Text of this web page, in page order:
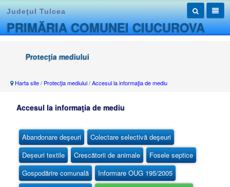
Judeţul Tulcea
PRIMĂRIA COMUNEI CIUCUROVA
Protecţia mediului
Harta site/ Protecţia mediului/Accesul la informaţia de mediu
Accesul la informaţia de mediu
Abandonare deşeuri
Colectare selectivă deşeuri
Deșeuri textile
Crescătorii de animale
Fosele septice
Gospodărire comunală
Informare OUG 195/2005